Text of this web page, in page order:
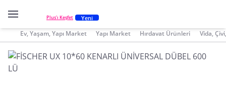
Plus'ı Keşfet Yeni
Ev, Yaşam, Yapı Market Yapı Market Hırdavat Ürünleri Vida,